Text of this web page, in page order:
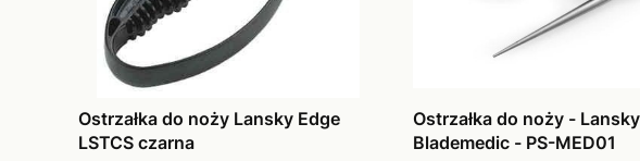
Ostrzałka do noży Lansky Edge
LSTCS czarna
Ostrzałka do noży - Lansky
Blademedic - PS-MED01